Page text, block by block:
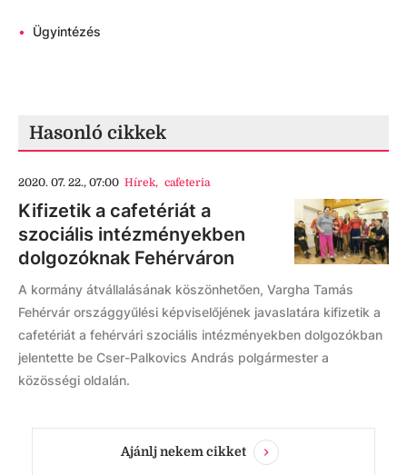
• Ügyintézés
Hasonló cikkek
2020. 07. 22., 07:00 Hírek, cafeteria
Kifizetik a cafetériát a
szociális intézményekben
dolgozóknak Fehérváron
A kormány átvállalásának köszönhetően, Vargha Tamás
Fehérvár országgyűlési képviselőjének javaslatára kifizetik a
cafetériát a fehérvári szociális intézményekben dolgozókban
jelentette be Cser-Palkovics András polgármester a
közösségi oldalán.
Ajánlj nekem cikket